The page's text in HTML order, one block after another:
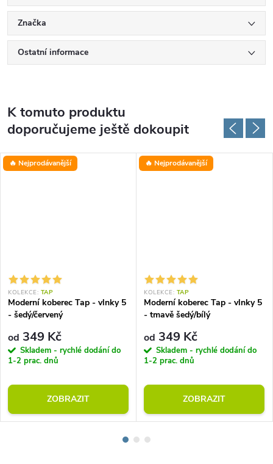
Značka
Ostatní informace
K tomuto produktu
doporučujeme ještě dokoupit
🔥 Nejprodávanější
KOLEKCE: TAP
Moderní koberec Tap - vlnky 5
- šedý/červený
od 349 Kč
Skladem - rychlé dodání do
1-2 prac. dnů
ZOBRAZIT
🔥 Nejprodávanější
KOLEKCE: TAP
Moderní koberec Tap - vlnky 5
- tmavě šedý/bílý
od 349 Kč
Skladem - rychlé dodání do
1-2 prac. dnů
ZOBRAZIT